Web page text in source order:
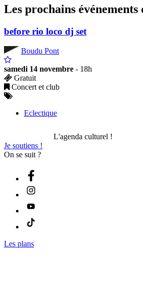
Les prochains événements
before rio loco dj set
Boudu Pont
samedi 14 novembre - 18h
Gratuit
Concert et club
Eclectique
L'agenda culturel !
Je soutiens !
On se suit ?
Les plans